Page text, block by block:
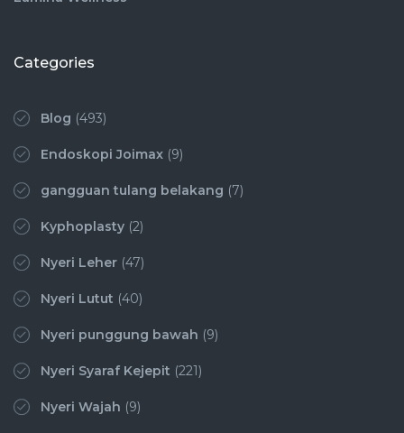
Categories
Blog (493)
Endoskopi Joimax (9)
gangguan tulang belakang (7)
Kyphoplasty (2)
Nyeri Leher (47)
Nyeri Lutut (40)
Nyeri punggung bawah (9)
Nyeri Syaraf Kejepit (221)
Nyeri Wajah (9)